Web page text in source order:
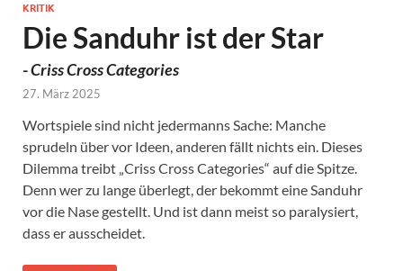
KRITIK
Die Sanduhr ist der Star
-Criss Cross Categories
27. März 2025
Wortspiele sind nicht jedermanns Sache: Manche
sprudeln über vor Ideen, anderen fällt nichts ein. Dieses
Dilemma treibt „Criss Cross Categories“ auf die Spitze.
Denn wer zu lange überlegt, der bekommt eine Sanduhr
vor die Nase gestellt. Und ist dann meist so paralysiert,
dass er ausscheidet.